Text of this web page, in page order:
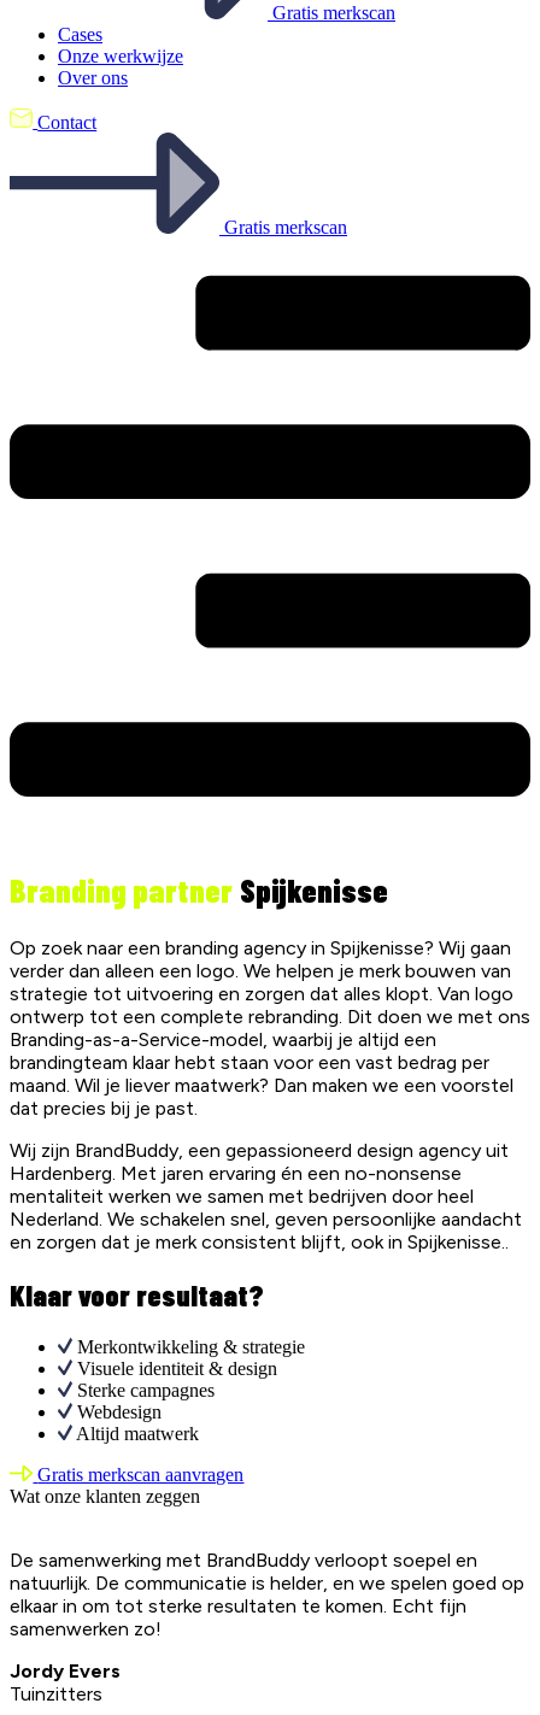
Gratis merkscan
Cases
Onze werkwijze
Over ons
Contact
Gratis merkscan
Branding partner Spijkenisse
Op zoek naar een branding agency in Spijkenisse? Wij gaan
verder dan alleen een logo. We helpen je merk bouwen van
strategie tot uitvoering en zorgen dat alles klopt. Van logo
ontwerp tot een complete rebranding. Dit doen we met ons
Branding-as-a-Service-model, waarbij je altijd een
brandingteam klaar hebt staan voor een vast bedrag per
maand. Wil je liever maatwerk? Dan maken we een voorstel
dat precies bij je past.
Wij zijn BrandBuddy, een gepassioneerd design agency uit
Hardenberg. Met jaren ervaring én een no-nonsense
mentaliteit werken we samen met bedrijven door heel
Nederland. We schakelen snel, geven persoonlijke aandacht
en zorgen dat je merk consistent blijft, ook in Spijkenisse..
Klaar voor resultaat?
Merkontwikkeling & strategie
Visuele identiteit & design
Sterke campagnes
Webdesign
Altijd maatwerk
Gratis merkscan aanvragen
Wat onze klanten zeggen
De samenwerking met BrandBuddy verloopt soepel en
natuurlijk. De communicatie is helder, en we spelen goed op
elkaar in om tot sterke resultaten te komen. Echt fijn
samenwerken zo!
Jordy Evers
Tuinzitters